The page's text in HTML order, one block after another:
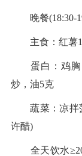
晚餐(18:30-
主食：红薯
蛋白：鸡胸肉
炒，油5克
蔬菜：凉拌菠
许醋)
全天饮水